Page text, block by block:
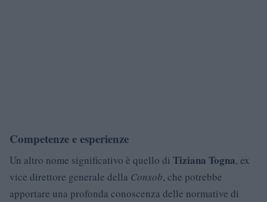
Competenze e esperienze
Un altro nome significativo è quello di Tiziana Togna, ex
vice direttore generale della Consob, che potrebbe
apportare una profonda conoscenza delle normative di